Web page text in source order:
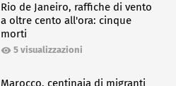
Rio de Janeiro, raffiche di vento
a oltre cento all'ora: cinque
morti
5 visualizzazioni
Marocco, centinaia di migranti